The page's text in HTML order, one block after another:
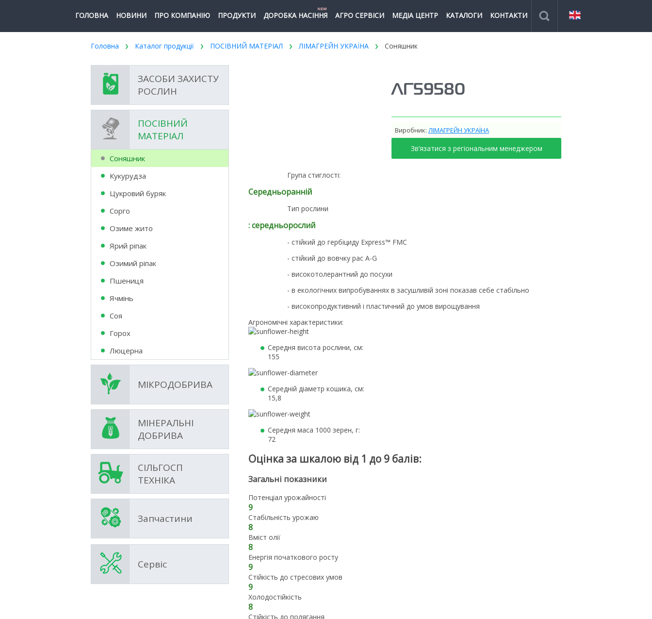
ГОЛОВНА НОВИНИ ПРО КОМПАНІЮ ПРОДУКТИ ДОРОБКА НАСІННЯ
NEW
АГРО СЕРВІСИ МЕДІА ЦЕНТР КАТАЛОГИ КОНТАКТИ
Головна Каталог продукції ПОСІВНИЙ МАТЕРІАЛ ЛІМАГРЕЙН УКРАЇНА Соняшник
ЗАСОБИ ЗАХИСТУ
РОСЛИН
ПОСІВНИЙ
МАТЕРІАЛ
Соняшник
Кукурудза
Цукровий буряк
Сорго
Озиме жито
Ярий ріпак
Озимий ріпак
Пшениця
Ячмінь
Соя
Горох
Люцерна
МІКРОДОБРИВА
МІНЕРАЛЬНІ
ДОБРИВА
СІЛЬГОСП
ТЕХНІКА
Запчастини
Сервіс
ЛГ59580
Виробник: ЛІМАГРЕЙН УКРАЇНА
Зв’язатися з регіональним менеджером
Група стиглості:
Середньоранній
Тип рослини
: середньорослий
- cтійкий до гербіциду Express™ FMC
- стійкий до вовчку рас А-G
- високотолерантний до посухи
- в екологічних випробуваннях в засушливій зоні показав себе стабільно
- високопродуктивний і пластичний до умов вирощування
Агрономічні характеристики:
Cередня висота рослини, см:
155
Середній діаметр кошика, см:
15,8
Середня маса 1000 зерен, г:
72
Оцінка за шкалою від 1 до 9 балів:
Загальні показники
Потенціал урожайності
9
Стабільність урожаю
8
Вміст олії
8
Енергія початкового росту
9
Стійкість до стресових умов
9
Холодостійкість
8
Стійкість до полягання